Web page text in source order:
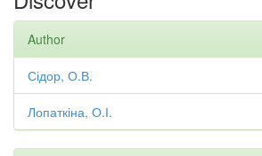
Author
Сідор, О.В.
Лопаткіна, О.І.